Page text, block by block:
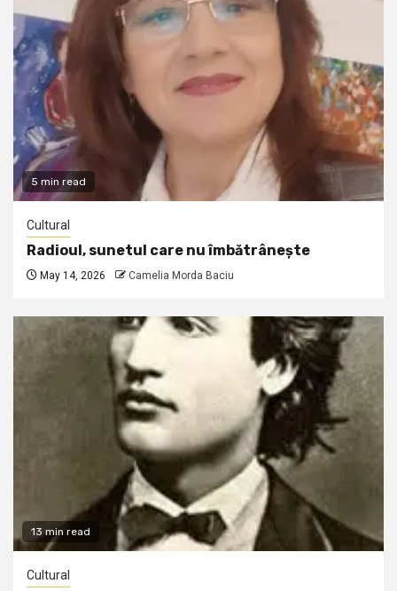
5 min read
Cultural
Radioul, sunetul care nu îmbătrânește
May 14, 2026 Camelia Morda Baciu
13 min read
Cultural